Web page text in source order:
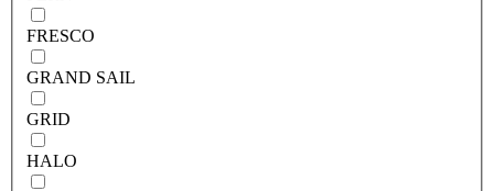
FRESCO
GRAND SAIL
GRID
HALO